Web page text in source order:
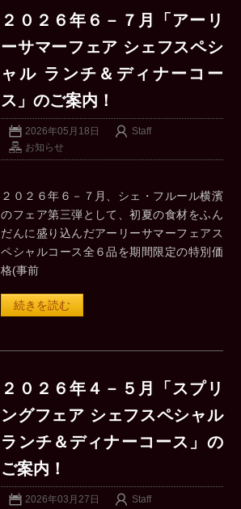
２０２６年６－７月「アーリ
ーサマーフェア シェフスペシ
ャル ランチ＆ディナーコー
ス」のご案内！
2026年05月18日
Staff
お知らせ
２０２６年６－７月、シェ・フルール横濱
のフェア第三弾として、初夏の食材をふん
だんに盛り込んだアーリーサマーフェアス
ペシャルコース全６品を期間限定の特別価
格(事前
続きを読む
２０２６年４－５月「スプリ
ングフェア シェフスペシャル
ランチ＆ディナーコース」の
ご案内！
2026年03月27日
Staff